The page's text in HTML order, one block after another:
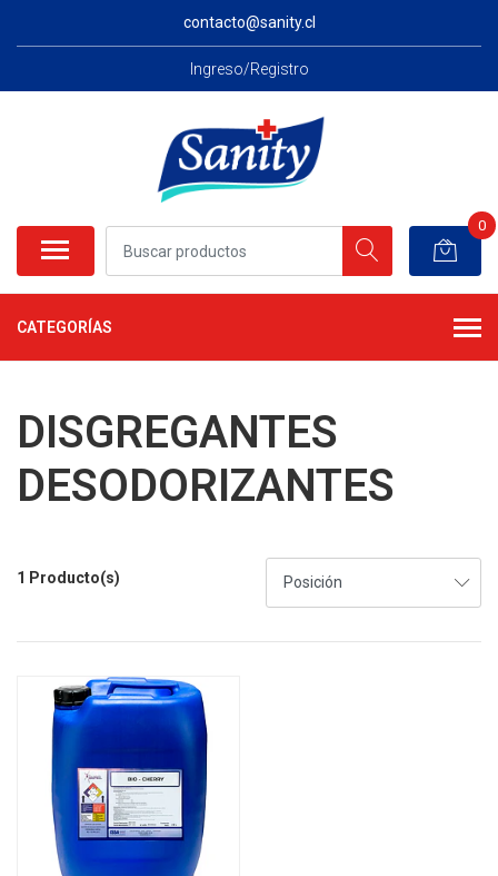
contacto@sanity.cl
Ingreso/Registro
0
CATEGORÍAS
DISGREGANTES
DESODORIZANTES
1 Producto(s)